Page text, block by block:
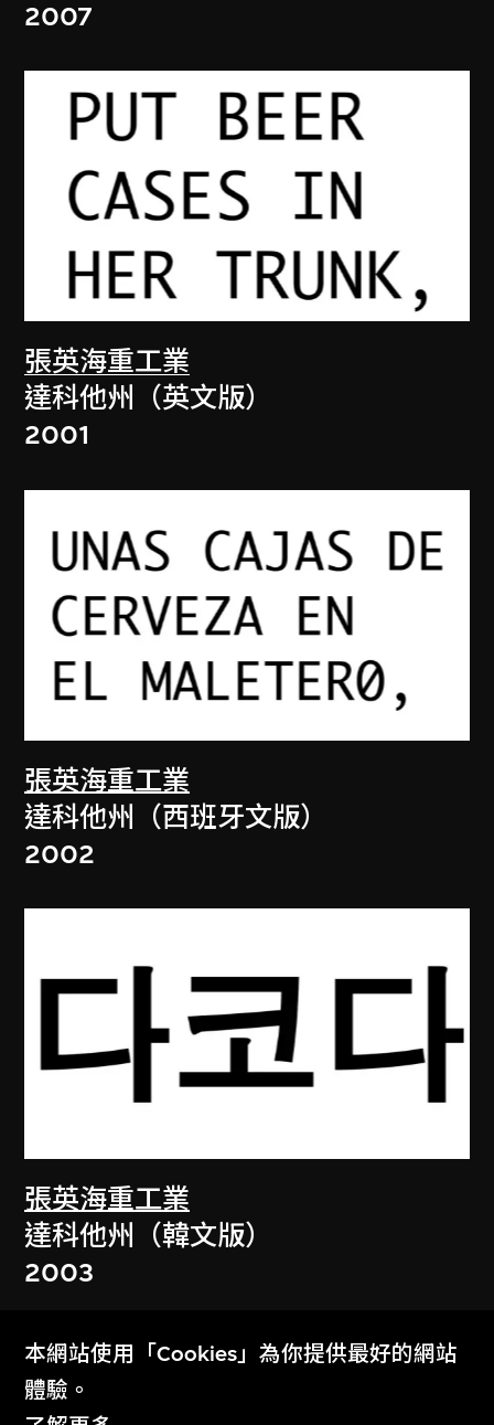
2007
張英海重工業
達科他州（英文版）
2001
張英海重工業
達科他州（西班牙文版）
2002
張英海重工業
達科他州（韓文版）
2003
本網站使用「Cookies」為你提供最好的網站
體驗。